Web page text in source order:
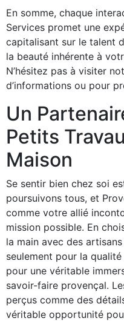
En somme, chaque
Services promet une
capitalisant sur le talent
la beauté inhérente à
N’hésitez pas à visiter
d’informations ou pour
Un
Petits
Maison
Se sentir bien chez soi
poursuivons tous, et
comme votre allié
mission possible. En
la main avec des
seulement pour la
pour une véritable
savoir-faire provençal.
perçus comme des
véritable opportunité